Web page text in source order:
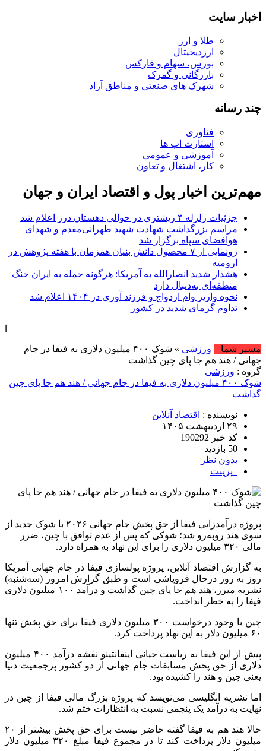
اخبار سایت
طلا و ارز
ارزدیجیتال
بورس، سهام و فارکس
بازرگانی و گمرک
شهرک های صنعتی و مناطق آزاد
چند رسانه
فناوری
استارت اپ ها
آموزشی و عمومی
کار، اشتغال و تعاون
مهم‌ترین اخبار پول و اقتصاد ایران و جهان
جزئیات زلزله ۴ ریشتری در حوالی دهستان درز اعلام شد
مراسم بزرگداشت شهادت شهید طهرانی‌مقدم و شهدای
هوافضای سپاه برگزار شد
رونمایی از ۷ محصول دانش بنیان همزمان با هفته پژوهش در
ارومیه
هشدار شدید انصارالله به آمریکا: هرگونه حمله به ایران جنگ
منطقه‌ای به‌دنبال دارد
نحوه واریز وام ازدواج و فرزند آوری در ۱۴۰۴ اعلام شد
تداوم گرمای شدید در کشور
مسیر شما
ورزشی
» شوک ۴۰۰ میلیون دلاری به فیفا در جام
جهانی / هند هم جا پای چین گذاشت
گروه : ورزشی
شوک ۴۰۰ میلیون دلاری به فیفا در جام جهانی / هند هم جا پای چین
گذاشت
نویسنده : اقتصاد آنلاین
۲۹ اردیبهشت ۱۴۰۵
کد خبر 190292
50 بازدید
بدون نظر
پرینت
پروژه درآمدزایی فیفا از حق پخش جام جهانی ۲۰۲۶ با شوک جدید از
سوی هند روبه‌رو شد؛ شوکی که پس از عدم توافق با چین، ضرر
مالی ۳۲۰ میلیون دلاری را برای این نهاد به همراه دارد.
به گزارش اقتصاد آنلاین، پروژه پولسازی فیفا در جام جهانی آمریکا
روز به روز درحال فروپاشی است و طبق گزارش امروز (سه‌شنبه)
نشریه میرر، هند هم جا پای چین گذاشت و درآمد ۱۰۰ میلیون دلاری
فیفا را به خطر انداخت.
چین با وجود درخواست ۳۰۰ میلیون دلاری فیفا برای حق پخش تنها
۶۰ میلیون دلار به این نهاد پرداخت کرد.
پیش از این فیفا به ریاست جیانی اینفانتینو نقشه درآمد ۴۰۰ میلیون
دلاری از حق پخش مسابقات جام جهانی از دو کشور پرجمعیت دنیا
یعنی چین و هند را کشیده بود.
اما نشریه انگلیسی می‌نویسد که پروژه بزرگ مالی فیفا از چین در
نهایت به درآمد یک پنجمی نسبت به انتظارات ختم شد.
حالا هند هم به فیفا گفته حاضر نیست برای حق پخش بیشتر از ۲۰
میلیون دلار پرداخت کند تا در مجموع فیفا مبلغ ۳۲۰ میلیون دلار